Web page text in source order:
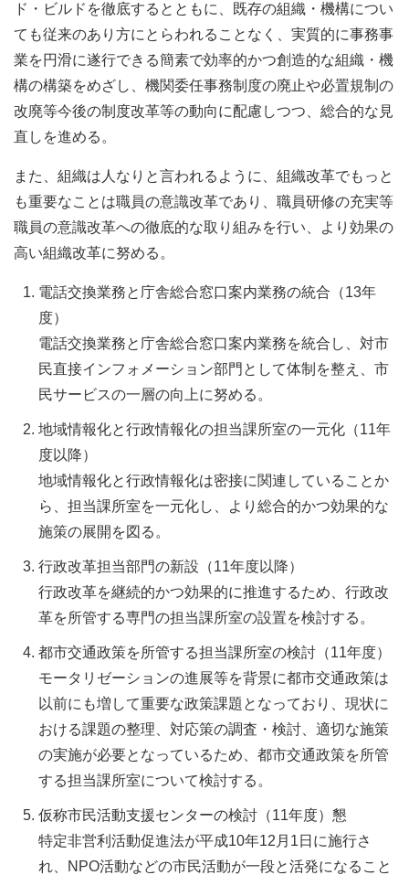
ド・ビルドを徹底するとともに、既存の組織・機構につい
ても従来のあり方にとらわれることなく、実質的に事務事
業を円滑に遂行できる簡素で効率的かつ創造的な組織・機
構の構築をめざし、機関委任事務制度の廃止や必置規制の
改廃等今後の制度改革等の動向に配慮しつつ、総合的な見
直しを進める。
また、組織は人なりと言われるように、組織改革でもっと
も重要なことは職員の意識改革であり、職員研修の充実等
職員の意識改革への徹底的な取り組みを行い、より効果の
高い組織改革に努める。
電話交換業務と庁舎総合窓口案内業務の統合（13年
度）
電話交換業務と庁舎総合窓口案内業務を統合し、対市
民直接インフォメーション部門として体制を整え、市
民サービスの一層の向上に努める。
地域情報化と行政情報化の担当課所室の一元化（11年
度以降）
地域情報化と行政情報化は密接に関連していることか
ら、担当課所室を一元化し、より総合的かつ効果的な
施策の展開を図る。
行政改革担当部門の新設（11年度以降）
行政改革を継続的かつ効果的に推進するため、行政改
革を所管する専門の担当課所室の設置を検討する。
都市交通政策を所管する担当課所室の検討（11年度）
モータリゼーションの進展等を背景に都市交通政策は
以前にも増して重要な政策課題となっており、現状に
おける課題の整理、対応策の調査・検討、適切な施策
の実施が必要となっているため、都市交通政策を所管
する担当課所室について検討する。
仮称市民活動支援センターの検討（11年度）懇
特定非営利活動促進法が平成10年12月1日に施行さ
れ、NPO活動などの市民活動が一段と活発になること